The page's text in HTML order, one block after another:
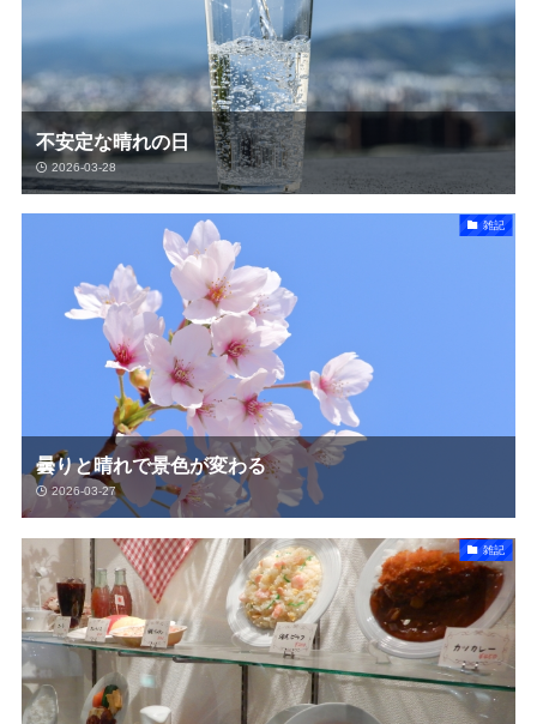
不安定な晴れの日
2026-03-28
雑記
曇りと晴れで景色が変わる
2026-03-27
雑記